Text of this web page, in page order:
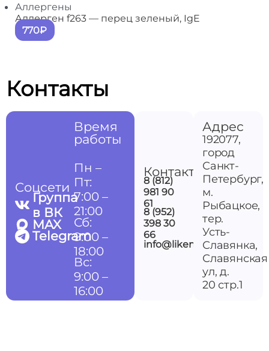
Аллергены
Аллерген f263 — перец зеленый, IgE
770₽
Контакты
Контакты
8 (812)
981 90
61
8 (952)
398 30
66
info@likemedspb.ru
Адрес
192077,
город
Санкт-
Петербург,
м.
Рыбацкое,
тер.
Усть-
Славянка,
Славянская
ул, д.
20 стр.1
Соцсети
Группа
в ВК
MAX
Telegram
Время
работы
Пн –
Пт:
7:00 –
21:00
Сб:
9:00 –
18:00
Вс:
9:00 –
16:00